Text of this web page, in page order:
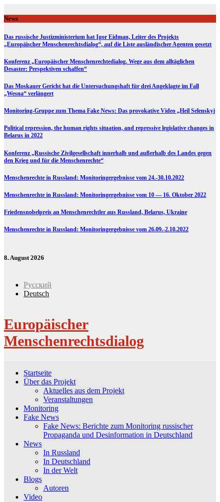
to
content
News
Das russische Justizministerium hat Igor Eidman, Leiter des Projekts
„Europäischer Menschenrechtsdialog“, auf die Liste ausländischer Agenten gesetzt
Konferenz „Europäischer Menschenrechtedialog. Wege aus dem alltäglichen
Desaster: Perspektiven schaffen“
Das Moskauer Gericht hat die Untersuchungshaft für drei Angeklagte im Fall
„Wesna“ verlängert
Monitoring-Gruppe zum Thema Fake News: Das provokative Video „Heil Selenskyj
Political repression, the human rights situation, and repressive legislative changes in
Belarus in 2022
Konferenz „Russische Zivilgesellschaft innerhalb und außerhalb des Landes gegen
den Krieg und für die Menschenrechte“
Menschenrechte in Russland: Monitoringergebnisse vom 24.-30.10.2022
Menschenrechte in Russland: Monitoringergebnisse vom 10 — 16. Oktober 2022
Friedensnobelpreis an Menschenrechtler aus Russland, Belarus, Ukraine
Menschenrechte in Russland: Monitoringergebnisse vom 26.09.-2.10.2022
8. August 2026
Русский
Deutsch
Europäischer
Menschenrechtsdialog
Startseite
Über das Projekt
Aktuelles aus dem Projekt
Veranstaltungen
Monitoring
Fake News
Fake News: Berichte zum Monitoring russischer
Propaganda und Desinformation in Deutschland
News
In Russland
In Deutschland
In der Welt
Blogs
Autoren
Video